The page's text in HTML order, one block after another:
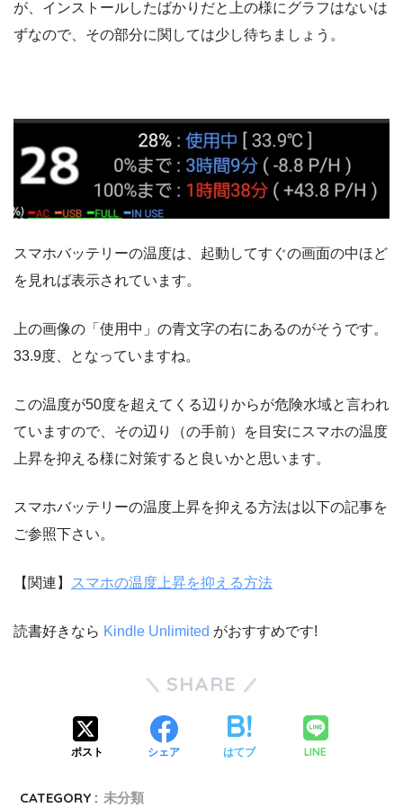
が、インストールしたばかりだと上の様にグラフはないは
ずなので、その部分に関しては少し待ちましょう。
スマホバッテリーの温度は、起動してすぐの画面の中ほど
を見れば表示されています。
上の画像の「使用中」の青文字の右にあるのがそうです。
33.9度、となっていますね。
この温度が50度を超えてくる辺りからが危険水域と言われ
ていますので、その辺り（の手前）を目安にスマホの温度
上昇を抑える様に対策すると良いかと思います。
スマホバッテリーの温度上昇を抑える方法は以下の記事を
ご参照下さい。
【関連】 スマホの温度上昇を抑える方法
読書好きなら Kindle Unlimited がおすすめです!
SHARE
ポスト シェア はてブ LINE
CATEGORY : 未分類